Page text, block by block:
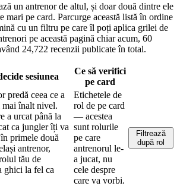
un antrenor de altul, și doar două dintre ele
mari pe card. Parcurge această listă în ordine
cu un filtru pe care îl poți aplica grilei de
pe această pagină chiar acum, 60
24,722 recenzii publicate în total.
sesiunea
Ce să verifici
pe card
predă ceea ce a
mai înalt nivel.
a urcat până la
ca jungler îți va
primele două
antrenor,
tău de
ghici la fel ca
Etichetele de
rol de pe card
— acestea
sunt rolurile
pe care
antrenorul le-
a jucat, nu
cele despre
care va vorbi.
Filtrează
după rol